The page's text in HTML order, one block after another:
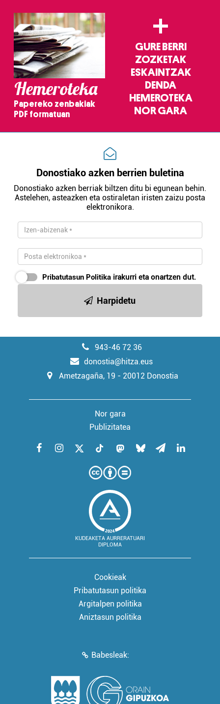
Hemeroteka
Papereko zenbakiak
PDF formatuan
+
GURE BERRI
ZOZKETAK
ESKAINTZAK
DENDA
HEMEROTEKA
NOR GARA
Donostiako azken berrien buletina
Donostiako azken berriak biltzen ditu bi egunean behin.
Astelehen, asteazken eta ostiraletan iristen zaizu posta
elektronikora.
Pribatutasun Politika irakurri eta onartzen dut.
Harpidetu
943-46 72 36
donostia@hitza.eus
Ametzagaña, 19 - 20012 Donostia
Nor gara
Publizitatea
KUDEAKETA AURRERATUARI
DIPLOMA
Cookieak
Pribatutasun politika
Argitalpen politika
Aniztasun politika
Babesleak: